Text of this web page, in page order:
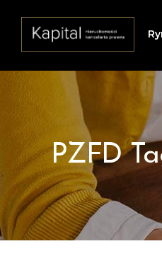
PZFD